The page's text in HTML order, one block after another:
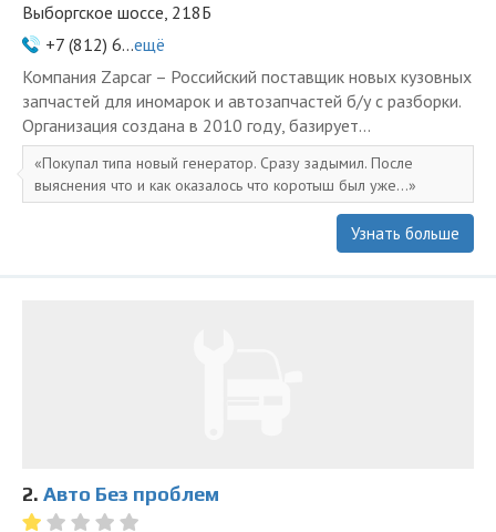
Выборгское шоссе, 218Б
+7 (812) 6...ещё
Компания Zapcar – Российский поставщик новых кузовных
запчастей для иномарок и автозапчастей б/у с разборки.
Организация создана в 2010 году, базирует...
Покупал типа новый генератор. Сразу задымил. После
выяснения что и как оказалось что коротыш был уже...
Узнать больше
2. Авто Без проблем